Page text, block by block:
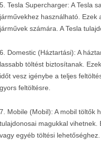
5. Tesla Supercharger: A Tesla
járművekhez használható. Ezek
járművek számára. A Tesla
6. Domestic (Háztartási): A
lassabb töltést biztosítanak.
időt vesz igénybe a teljes
gyors feltöltésre.
7. Mobile (Mobil): A mobil töltők
tulajdonosai magukkal
vagy egyéb töltési